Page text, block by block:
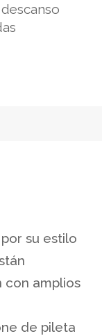
su estilo
con amplios
de pileta